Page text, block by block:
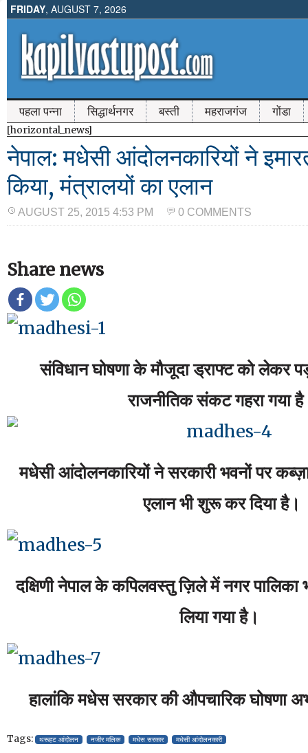
FRIDAY, AUGUST 7, 2026
पहला पन्ना सिद्धार्थनगर बस्ती महराजगंज गोंडा
[horizontal_news]
नेपाल: मधेसी आंदोलनकारियों ने
किया, मंत्रालयों का एलान
AUGUST 25, 2015 4:53 PM 0 COMMENTS
Share news
संविधान घोषणा के मौजूदा ड्राफ्ट को लेकर
राजनीतिक संकट गहरा गया
मधेसी आंदोलनकारियों ने सरकारी भवनों पर
एलान भी शुरू कर दिया है।
दक्षिणी नेपाल के कपिलवस्तु ज़िले में नगर
लिया गया है।
हालांकि मधेस सरकार की औपचारिक घोषणा
Tags: थरूहट आंदोलन नजीर मलिक मधेस सरकार मधेसी आंदोलनकारी